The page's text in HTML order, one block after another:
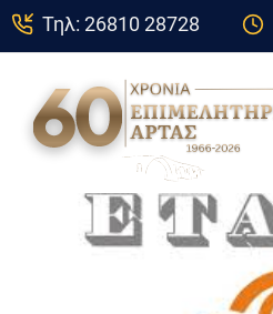
Τηλ: 26810 28728